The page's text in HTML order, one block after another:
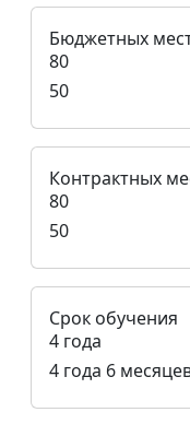
Бюджетных
80
50
Контрактных
80
50
Срок обучения
4 года
4 года 6